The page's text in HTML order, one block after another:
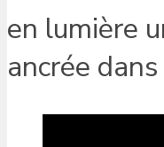
en lumière
ancrée